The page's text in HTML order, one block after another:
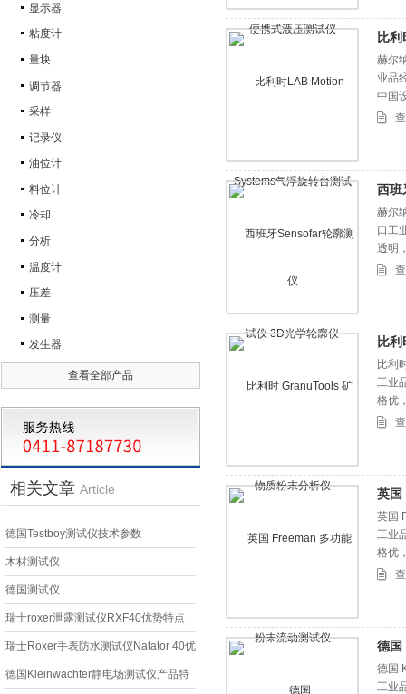
显示器
粘度计
量块
调节器
采样
记录仪
油位计
料位计
冷却
分析
温度计
压差
测量
发生器
查看全部产品
相关文章 Article
德国Testboy测试仪技术参数
木材测试仪
德国测试仪
瑞士roxer泄露测试仪RXF40优势特点
瑞士Roxer手表防水测试仪Natator 40优
势特点
德国Kleinwachter静电场测试仪产品特
比
赫尔
业品
中国
西班
赫尔
口工
透明
比
比利
工业
格优
英国
英国
工业
格优
德国
德国
工业